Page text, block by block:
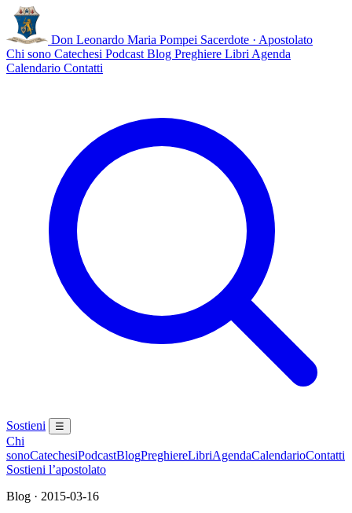
Don Leonardo Maria Pompei Sacerdote · Apostolato
Chi sono Catechesi Podcast Blog Preghiere Libri Agenda
Calendario Contatti
Sostieni ☰
Chi
sonoCatechesiPodcastBlogPreghiereLibriAgendaCalendarioContatti
Sostieni l’apostolato
Blog · 2015-03-16